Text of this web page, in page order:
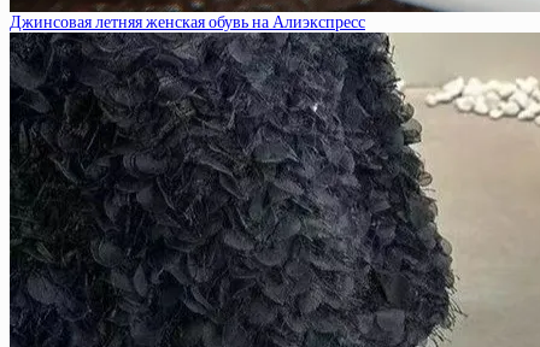
Джинсовая летняя женская обувь на Алиэкспресс